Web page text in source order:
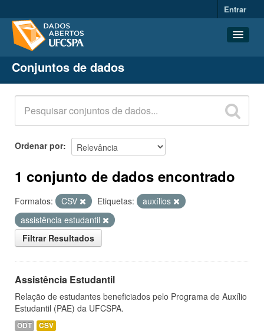
Entrar
Conjuntos de dados
Organizações
Grupos
Sobre
Conjuntos de dados
Ordenar por
1 conjunto de dados encontrado
Formatos: CSV Etiquetas:
auxílios
assistência estudantil
Filtrar Resultados
Assistência Estudantil
Relação de estudantes beneficiados pelo Programa de Auxílio
Estudantil (PAE) da UFCSPA.
ODT CSV